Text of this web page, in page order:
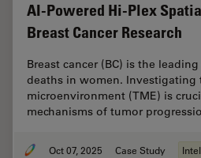
AI-Powered Hi-Plex
Breast Cancer Research
Breast cancer (BC) is the
deaths in women. Investigating
microenvironment (TME) is
mechanisms of tumor
Oct 07, 2025 Case Study